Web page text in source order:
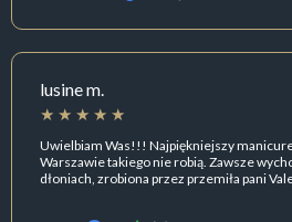
lusine m.
Uwielbiam Was!!! Najpiękniejszy
Warszawie takiego nie robią. Zawsze
dłoniach, zrobiona przez przemiła pani